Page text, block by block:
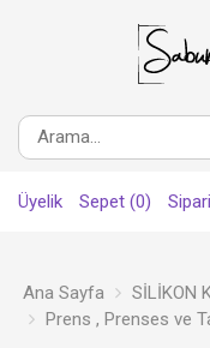
Üyelik Sepet (0)
Ana Sayfa
SİLİKON
Prens , Prenses ve